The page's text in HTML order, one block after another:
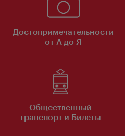
Достопримечательности
от А до Я
Общественный
транспорт и Билеты